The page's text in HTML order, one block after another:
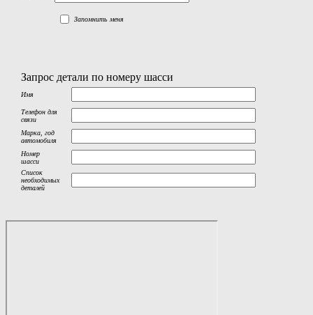
Запомнить меня
Запрос детали по номеру шасси
Имя
Телефон для
связи
Марка, год
автомобиля
Номер
шасси
Список
необходимых
деталей